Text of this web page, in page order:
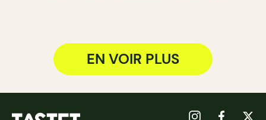
EN VOIR PLUS